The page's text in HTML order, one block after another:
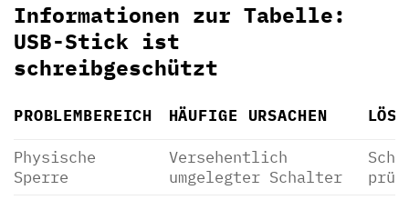
Informationen zur Tabelle:
USB-Stick ist
schreibgeschützt
PROBLEMBEREICH HÄUFIGE URSACHEN
Physische
Sperre
Versehentlich
umgelegter Schalter